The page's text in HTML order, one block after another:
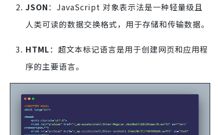
JSON：JavaScript 对象表示法是一种轻量级且
人类可读的数据交换格式，用于存储和传输数据。
HTML：超文本标记语言是用于创建网页和应用程
序的主要语言。